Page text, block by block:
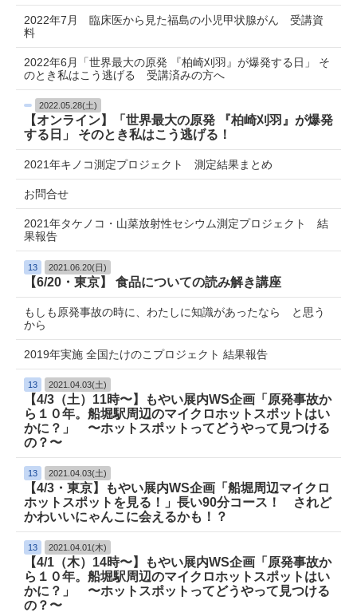
2022年7月 臨床医から見た福島の小児甲状腺がん 受講資
料
2022年6月「世界最大の原発 『柏崎刈羽』が爆発する日」 そ
のとき私はこう逃げる 受講済みの方へ
2022.05.28(土)
【オンライン】「世界最大の原発 『柏崎刈羽』が爆発
する日」 そのとき私はこう逃げる！
2021年キノコ測定プロジェクト 測定結果まとめ
お問合せ
2021年タケノコ・山菜放射性セシウム測定プロジェクト 結
果報告
13 2021.06.20(日)
【6/20・東京】 食品についての読み解き講座
もしも原発事故の時に、わたしに知識があったなら と思う
から
2019年実施 全国たけのこプロジェクト 結果報告
13 2021.04.03(土)
【4/3（土）11時〜】もやい展内WS企画「原発事故か
ら１０年。船堀駅周辺のマイクロホットスポットはい
かに？」 〜ホットスポットってどうやって見つける
の？〜
13 2021.04.03(土)
【4/3・東京】もやい展内WS企画「船堀周辺マイクロ
ホットスポットを見る！」長い90分コース！ されど
かわいいにゃんこに会えるかも！？
13 2021.04.01(木)
【4/1（木）14時〜】もやい展内WS企画「原発事故か
ら１０年。船堀駅周辺のマイクロホットスポットはい
かに？」 〜ホットスポットってどうやって見つける
の？〜